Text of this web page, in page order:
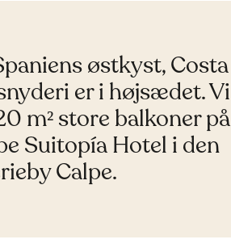
østkyst, Costa
er i højsædet. Vi
m² store balkoner på
Suitopía Hotel​ i den
Calpe.